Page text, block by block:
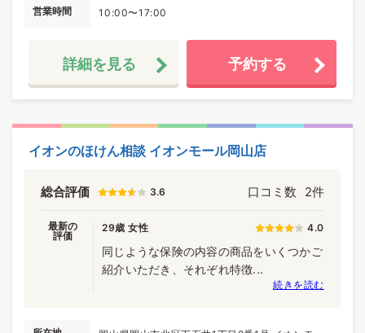
営業時間 10:00〜17:00
詳細を見る 予約する
イオンのほけん相談 イオンモール岡山店
総合評価 3.6 口コミ数 2件
最新の
評価
29歳 女性 4.0
同じような保険の内容の商品をいくつかご
紹介いただき、それぞれ特徴...
続きを読む